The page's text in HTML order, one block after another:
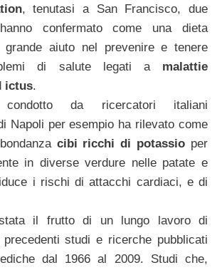
, tenutasi a San Francisco, due
confermato come una dieta
aiuto nel prevenire e tenere
di salute legati a malattie
ictus.
da ricercatori italiani
Napoli per esempio ha rilevato come
cibi ricchi di potassio per
in diverse verdure nelle patate e
i rischi di attacchi cardiaci, e di
il frutto di un lungo lavoro di
studi e ricerche pubblicati
dal 1966 al 2009. Studi che,